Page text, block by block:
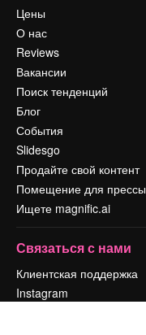
Цены
О нас
Reviews
Вакансии
Поиск тенденций
Блог
События
Slidesgo
Продайте свой контент
Помещение для прессы
Ищете magnific.ai
Связаться с нами
Клиентская поддержка
Instagram